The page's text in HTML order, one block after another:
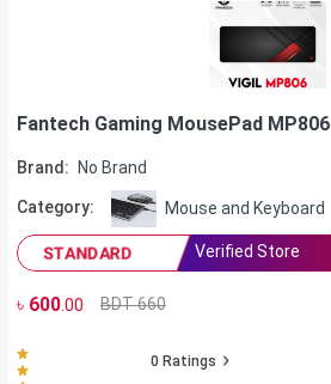
Fantech Gaming MousePad MP806
Brand: No Brand
Category: Mouse and Keyboard
STANDARD Verified Store
৳ 600.00 BDT 660
0 Ratings